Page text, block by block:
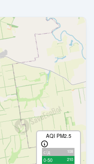
AQI PM2.5
с/д 108
0-50 210